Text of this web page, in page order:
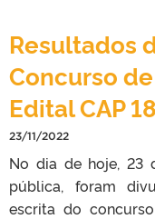
Resultados
Concurso
Edital CAP
23/11/2022
No dia de hoje, 23
pública, foram
escrita do